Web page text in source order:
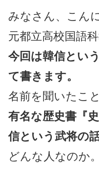
みなさん、こん
元都立高校国語
今回は韓信とい
て書きます。
名前を聞いたこ
有名な歴史書『
信という武将の話
どんな人なのか。